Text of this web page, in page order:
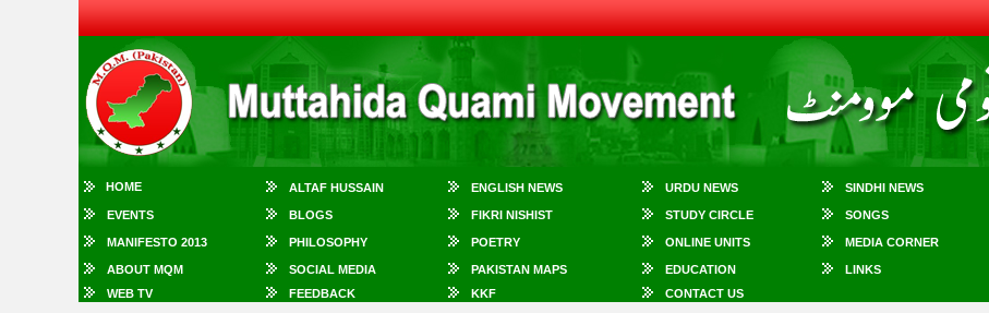
HOME ALTAF HUSSAIN ENGLISH NEWS URDU NEWS SINDHI NEWS
EVENTS BLOGS FIKRI NISHIST STUDY CIRCLE SONGS
MANIFESTO 2013 PHILOSOPHY POETRY ONLINE UNITS MEDIA CORNER
ABOUT MQM SOCIAL MEDIA PAKISTAN MAPS EDUCATION LINKS
WEB TV
FEEDBACK KKF CONTACT US